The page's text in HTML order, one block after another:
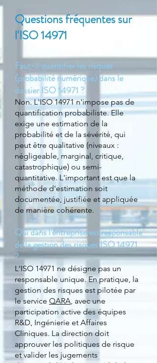
Questions fréquentes sur
l'ISO 14971
Faut-il quantifier les risques
(probabilité numérique) dans le
dossier ISO 14971 ?
Non. L'ISO 14971 n'impose pas de
quantification probabiliste. Elle
exige une estimation de la
probabilité et de la sévérité, qui
peut être qualitative (niveaux :
négligeable, marginal, critique,
catastrophique) ou semi-
quantitative. L'important est que la
méthode d'estimation soit
documentée, justifiée et appliquée
de manière cohérente.
Qui dans l'entreprise est responsable
de la gestion des risques ISO 14971
?
L'ISO 14971 ne désigne pas un
responsable unique. En pratique, la
gestion des risques est pilotée par
le service QARA, avec une
participation active des équipes
R&D, Ingénierie et Affaires
Cliniques. La direction doit
approuver les politiques de risque
et valider les jugements